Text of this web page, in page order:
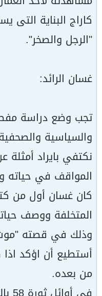
كاراج البناية
"الرجل والصخر".
غسان الرائد:
تجب وضع دراسة
والسياسية
نكتفي بايراد أمثلة
المواقف في حياته
كان غسان أول من
المتخلفة ووصف
أستطيع أن اؤكد
من بعده.